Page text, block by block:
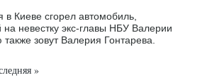
в Киеве сгорел автомобиль,
на невестку экс-главы НБУ Валерии
зовут Валерия Гонтарева.
»